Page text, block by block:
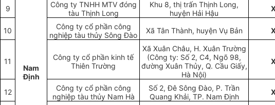
9
Nam
Định
Công ty TNHH MTV đóng
tàu Thịnh Long
Khu 8, thị trấn Thịnh Long,
huyện Hải Hậu
10
Công ty cổ phần công
nghiệp tàu thủy Sông Đào
Xã Tân Thành, huyện Vụ Bản
11
Công ty cổ phần kinh tế
Thiên Trường
Xã Xuân Châu, H. Xuân Trường
(Công ty: Số 2, C4, Ngõ 98,
đường Xuân Thủy, Q. Cầu Giấy,
Hà Nội)
12
Công ty cổ phần công
nghiệp tàu thủy Nam Hà
Số 2, Đê Sông Đào, P. Trần
Quang Khải, TP. Nam Định